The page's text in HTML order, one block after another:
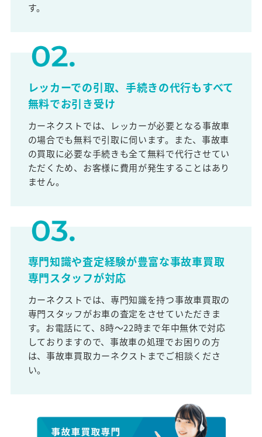
す。
レッカーでの引取、手続きの代行もすべて
無料でお引き受け
カーネクストでは、レッカーが必要となる事故車
の場合でも無料で引取に伺います。また、事故車
の買取に必要な手続きも全て無料で代行させてい
ただくため、お客様に費用が発生することはあり
ません。
専門知識や査定経験が豊富な事故車買取
専門スタッフが対応
カーネクストでは、専門知識を持つ事故車買取の
専門スタッフがお車の査定をさせていただきま
す。お電話にて、8時～22時まで年中無休で対応
しておりますので、事故車の処理でお困りの方
は、事故車買取カーネクストまでご相談くださ
い。